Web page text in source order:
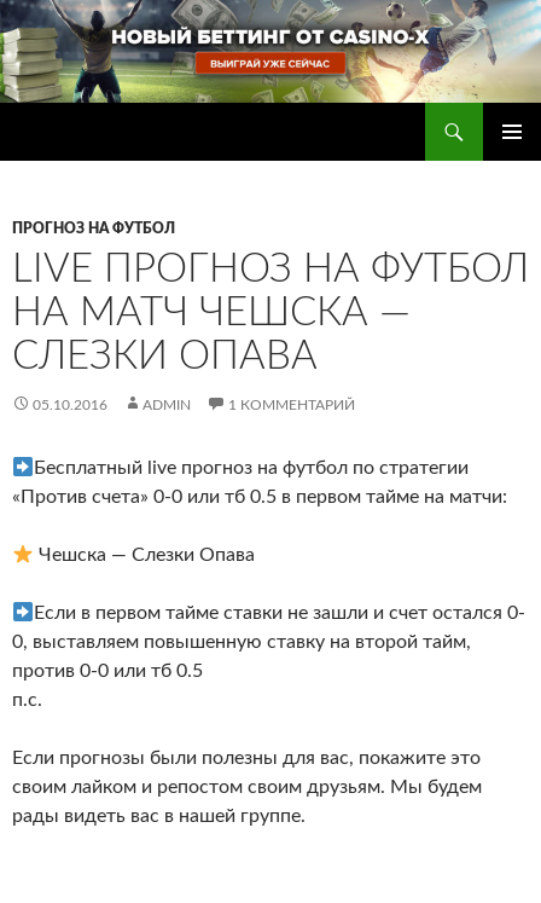
Перейти
к
содержимому
ПРОГНОЗ НА ФУТБОЛ
LIVE ПРОГНОЗ НА ФУТБОЛ
НА МАТЧ ЧЕШСКА —
СЛЕЗКИ ОПАВА
05.10.2016 ADMIN 1 КОММЕНТАРИЙ
Бесплатный live прогноз на футбол по стратегии
«Против счета» 0-0 или тб 0.5 в первом тайме на матчи:
Чешска — Слезки Опава
Если в первом тайме ставки не зашли и счет остался 0-
0, выставляем повышенную ставку на второй тайм,
против 0-0 или тб 0.5
п.с.
Если прогнозы были полезны для вас, покажите это
своим лайком и репостом своим друзьям. Мы будем
рады видеть вас в нашей группе.